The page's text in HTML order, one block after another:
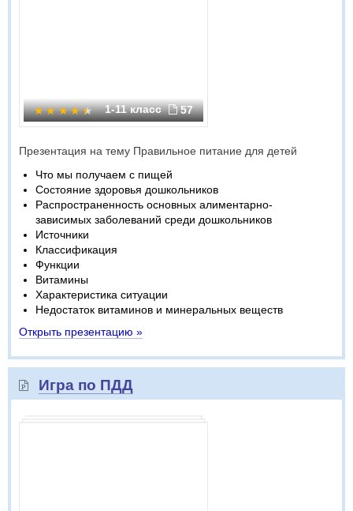
1-11 класс 57
Презентация на тему Правильное питание для детей
Что мы получаем с пищей
Состояние здоровья дошкольников
Распространенность основных алиментарно-
зависимых заболеваний среди дошкольников
Источники
Классификация
Функции
Витамины
Характеристика ситуации
Недостаток витаминов и минеральных веществ
Открыть презентацию »
Игра по ПДД